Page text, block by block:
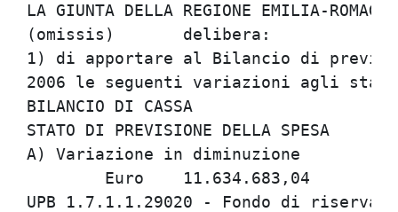
LA GIUNTA DELLA REGIONE EMILIA-ROMAGNA
(omissis)	delibera:
1) di apportare al Bilancio di
2006 le seguenti variazioni agli
BILANCIO DI CASSA
STATO DI PREVISIONE DELLA SPESA
A) Variazione in diminuzione
UPB 1.7.1.1.29020 - Fondo di riserva